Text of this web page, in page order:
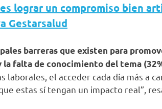
lograr un compromiso bien
Gestarsalud
barreras que existen para
falta de conocimiento del tema
laborales, el acceder cada día más a
estas sí tengan un impacto real”,